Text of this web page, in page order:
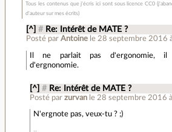
Tous les contenus que j'écris ici sont sous licence CC0
d'auteur sur mes écrits)
[^] # Re: Intérêt de MATE ?
Posté par Antoine le 28 septembre 2016
Il ne parlait pas d'ergonomie, il
d'ergnonomie.
[^] # Re: Intérêt de MATE ?
Posté par zurvan le 28 septembre 2016
N'ergnote pas, veux-tu ? ;)